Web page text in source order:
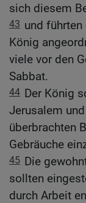
sich diesem
43 und
König
viele vor den
Sabbat.
44 Der König
Jerusalem
überbrachten
Gebräuche
45 Die
sollten
durch Arbeit